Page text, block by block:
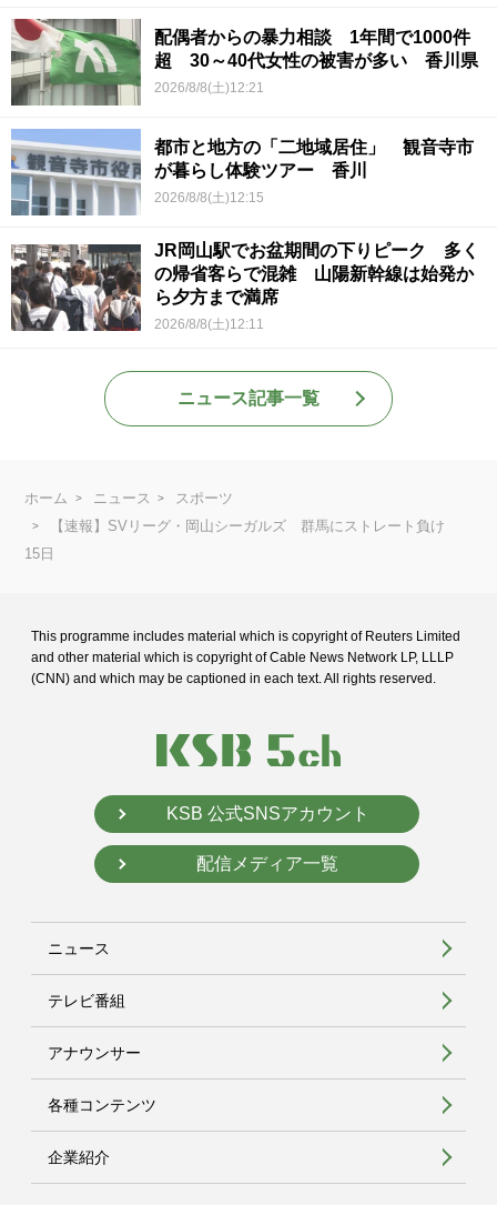
配偶者からの暴力相談 1年間で1000件
超 30～40代女性の被害が多い 香川県
2026/8/8(土)12:21
都市と地方の「二地域居住」 観音寺市
が暮らし体験ツアー 香川
2026/8/8(土)12:15
JR岡山駅でお盆期間の下りピーク 多く
の帰省客らで混雑 山陽新幹線は始発か
ら夕方まで満席
2026/8/8(土)12:11
ニュース記事一覧
ホーム ニュース
スポーツ
【速報】SVリーグ・岡山シーガルズ 群馬にストレート負け
15日
This programme includes material which is copyright of Reuters Limited
and other material which is copyright of Cable News Network LP, LLLP
(CNN) and which may be captioned in each text. All rights reserved.
KSB 公式SNSアカウント
配信メディア一覧
ニュース
テレビ番組
アナウンサー
各種コンテンツ
企業紹介